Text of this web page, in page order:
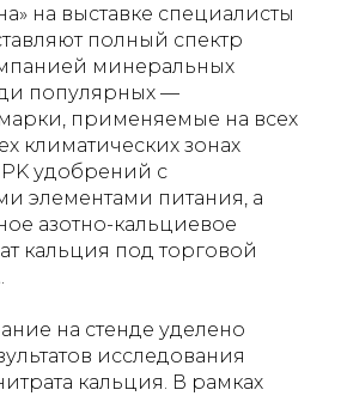
на выставке специалисты
полный спектр
минеральных
популярных —
применяемые на всех
климатических зонах
удобрений с
элементами питания, а
азотно-кальциевое
кальция под торговой
на стенде уделено
исследования
кальция. В рамках